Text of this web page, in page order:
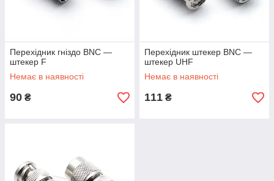
Перехідник гніздо BNC —
штекер F
Немає в наявності
90 ₴
Перехідник штекер BNC —
штекер UHF
Немає в наявності
111 ₴